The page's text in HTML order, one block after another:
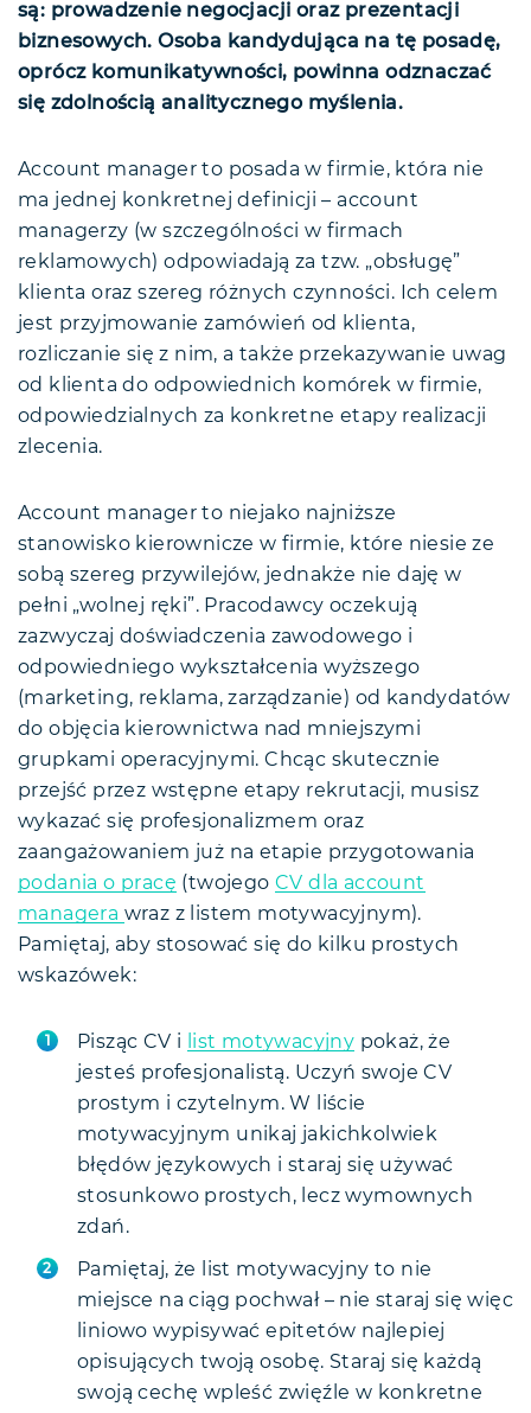
są: prowadzenie negocjacji oraz prezentacji
biznesowych. Osoba kandydująca na tę posadę,
oprócz komunikatywności, powinna odznaczać
się zdolnością analitycznego myślenia.
Account manager to posada w firmie, która nie
ma jednej konkretnej definicji – account
managerzy (w szczególności w firmach
reklamowych) odpowiadają za tzw. „obsługę”
klienta oraz szereg różnych czynności. Ich celem
jest przyjmowanie zamówień od klienta,
rozliczanie się z nim, a także przekazywanie uwag
od klienta do odpowiednich komórek w firmie,
odpowiedzialnych za konkretne etapy realizacji
zlecenia.
Account manager to niejako najniższe
stanowisko kierownicze w firmie, które niesie ze
sobą szereg przywilejów, jednakże nie daję w
pełni „wolnej ręki”. Pracodawcy oczekują
zazwyczaj doświadczenia zawodowego i
odpowiedniego wykształcenia wyższego
(marketing, reklama, zarządzanie) od kandydatów
do objęcia kierownictwa nad mniejszymi
grupkami operacyjnymi. Chcąc skutecznie
przejść przez wstępne etapy rekrutacji, musisz
wykazać się profesjonalizmem oraz
zaangażowaniem już na etapie przygotowania
podania o pracę (twojegoCV dla account
managera wraz z listem motywacyjnym).
Pamiętaj, aby stosować się do kilku prostych
wskazówek:
Pisząc CV i list motywacyjny pokaż, że
jesteś profesjonalistą. Uczyń swoje CV
prostym i czytelnym. W liście
motywacyjnym unikaj jakichkolwiek
błędów językowych i staraj się używać
stosunkowo prostych, lecz wymownych
zdań.
Pamiętaj, że list motywacyjny to nie
miejsce na ciąg pochwał – nie staraj się więc
liniowo wypisywać epitetów najlepiej
opisujących twoją osobę. Staraj się każdą
swoją cechę wpleść zwięźle w konkretne